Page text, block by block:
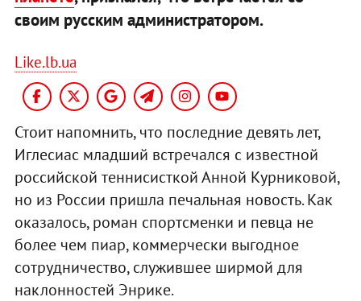
своим русским администратором.
Like.lb.ua
Стоит напомнить, что последние девять лет,
Иглесиас младший встречался с известной
российской теннисисткой Анной Курниковой,
но из России пришла печальная новость. Как
оказалось, роман спортсменки и певца не
более чем пиар, коммерчески выгодное
сотрудничество, служившее ширмой для
наклонностей Энрике.